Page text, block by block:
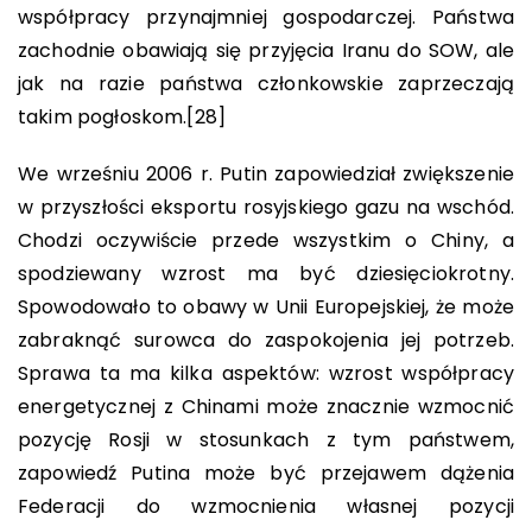
współpracy przynajmniej gospodarczej. Państwa
zachodnie obawiają się przyjęcia Iranu do SOW, ale
jak na razie państwa członkowskie zaprzeczają
takim pogłoskom.[28]
We wrześniu 2006 r. Putin zapowiedział zwiększenie
w przyszłości eksportu rosyjskiego gazu na wschód.
Chodzi oczywiście przede wszystkim o Chiny, a
spodziewany wzrost ma być dziesięciokrotny.
Spowodowało to obawy w Unii Europejskiej, że może
zabraknąć surowca do zaspokojenia jej potrzeb.
Sprawa ta ma kilka aspektów: wzrost współpracy
energetycznej z Chinami może znacznie wzmocnić
pozycję Rosji w stosunkach z tym państwem,
zapowiedź Putina może być przejawem dążenia
Federacji do wzmocnienia własnej pozycji